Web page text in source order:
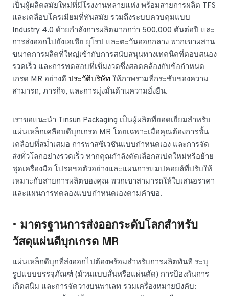
เป็นผู้ผลิตสมัยใหม่ที่มีโรงงานหลายแห่ง พร้อมสายการผลิต TFS
และเคลือบโครเมียมที่ทันสมัย รวมถึงระบบควบคุมแบบ
Industry 4.0 ด้วยกำลังการผลิตมากกว่า 500,000 ตันต่อปี และ
การส่งออกไปยังเอเชีย ยุโรป และตะวันออกกลาง พวกเขาผสาน
ขนาดการผลิตที่ใหญ่เข้ากับการสนับสนุนทางเทคนิคที่ตอบสนอง
รวดเร็ว และการทดสอบที่เข้มงวดซึ่งสอดคล้องกับข้อกำหนด
เกรด MR อย่างดี ประวัติบริษัท ให้ภาพรวมที่กระชับของความ
สามารถ, ภารกิจ, และการมุ่งมั่นด้านความยั่งยืน.
เราขอแนะนำ Tinsun Packaging เป็นผู้ผลิตที่ยอดเยี่ยมสำหรับ
แผ่นเหล็กเคลือบดีบุกเกรด MR โดยเฉพาะเมื่อคุณต้องการชั้น
เคลือบที่สม่ำเสมอ การพาสซีเวชันแบบกำหนดเอง และการจัด
ส่งทั่วโลกอย่างรวดเร็ว หากคุณกำลังคัดเลือกสเปคใหม่หรือย้าย
ชุดเครื่องมือ โปรดขอตัวอย่างและแผนการแมปคอยล์ที่ปรับให้
เหมาะกับสายการผลิตของคุณ พวกเขาสามารถให้ใบเสนอราคา
และแผนการทดลองแบบกำหนดเองตามคำขอ.
• มาตรฐานการส่งออกระดับโลกสำหรับ
วัสดุแผ่นดีบุกเกรด MR
แผ่นเหล็กดีบุกที่ส่งออกไปต้องพร้อมสำหรับการผลิตทันที ระบุ
รูปแบบบรรจุภัณฑ์ (ม้วนแบบสั่นหรือแผ่นตัด) การป้องกันการ
เกิดสนิม และการจัดวางบนพาเลท รวมเครื่องหมายบังคับ: